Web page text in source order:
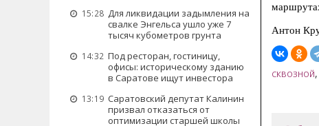
15:28 Для ликвидации задымления на
свалке Энгельса ушло уже 7
тысяч кубометров грунта
14:32 Под ресторан, гостиницу,
офисы: историческому зданию
в Саратове ищут инвестора
13:19 Саратовский депутат Калинин
призвал отказаться от
оптимизации старшей школы
Антон
СКВОЗНОЙ,